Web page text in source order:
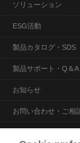
ソリューション
ESG活動
製品カタログ・SDS
製品サポート・Q＆A
お知らせ
お問い合わせ・ご相